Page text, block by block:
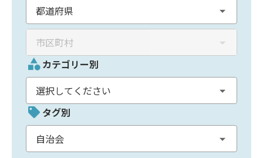
カテゴリー別
タグ別